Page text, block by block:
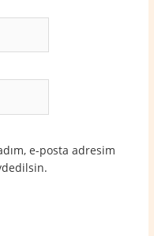
e-posta adresim